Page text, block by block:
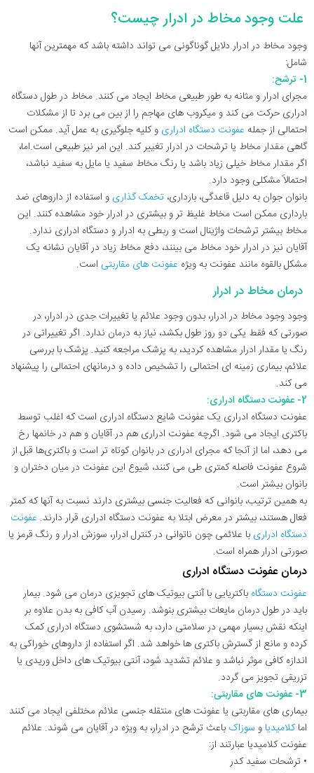
علت وجود مخاط در ادرار چیست؟
وجود مخاط در ادرار دلایل گوناگونی می تواند داشته باشد که مهمترین آنها
شامل:
1- ترشح:
مجرای ادرار و مثانه به طور طبیعی مخاط ایجاد می کنند. مخاط در طول دستگاه
ادراری حرکت می کند و میکروب های مهاجم را از بین می برد تا از مشکلات
احتمالی از جمله عفونت دستگاه ادراری و کلیه جلوگیری به عمل آید. ممکن است
گاهی مقدار مخاط یا ترشحات در ادرار تغییر کند. این امر نیز طبیعی است.اما،
اگر مقدار مخاط خیلی زیاد باشد یا رنگ مخاط سفید یا مایل به سفید نباشد،
احتمالاً مشکلی وجود دارد.
بانوان جوان به دلیل قاعدگی، بارداری، تخمک گذاری و استفاده از داروهای ضد
بارداری ممکن است مخاط غلیظ تر و بیشتری در ادرار خود مشاهده کنند. این
مخاط بیشتر ترشحات واژینال است و ربطی به ادرار و دستگاه ادراری ندارد.
آقایان نیز در ادرار خود مخاط می بینند، دفع مخاط زیاد در آقایان نشانه یک
مشکل بالقوه مانند عفونت به ویژه عفونت های مقاربتی است.
درمان مخاط در ادرار
وجود وجود مخاط در ادرار، بدون وجود علائم یا تغییرات جدی در ادرار، در
صورتی که فقط یکی دو روز طول بکشد، نیاز به درمان ندارد. اگر تغییراتی در
رنگ یا مقدار ادرار مشاهده کردید، به پزشک مراجعه کنید. پزشک با بررسی
علائم، بیماری زمینه ای احتمالی را تشخیص داده و درمانهای احتمالی را پیشنهاد
می کند.
2- عفونت دستگاه ادراری:
عفونت دستگاه ادراری یک عفونت شایع دستگاه ادراری است که اغلب توسط
باکتری ایجاد می شود. اگرچه عفونت ادراری هم در آقایان و هم در خانمها رخ
می دهد، اما از آنجا که مجرای ادراری در بانوان کوتاه تر است و باکتری‌ها قبل از
شروع عفونت فاصله کمتری طی می کنند، شیوع این عفونت در میان دختران و
بانوان بیشتر است.
به همین ترتیب، بانوانی که فعالیت جنسی بیشتری دارند نسبت به آنها که کمتر
فعال هستند، بیشتر در معرض ابتلا به عفونت دستگاه ادراری قرار دارند. عفونت
دستگاه ادراری با علائمی چون ناتوانی در کنترل ادرار، سوزش ادرار و رنگ قرمز یا
صورتی ادرار همراه است.
درمان عفونت دستگاه ادراری
عفونت دستگاه باکتریایی با آنتی بیوتیک های تجویزی درمان می شود. بیمار
باید در طول درمان مایعات بیشتری بنوشد. رسیدن آب کافی به بدن علاوه بر
اینکه نقش بسیار مهمی در سلامتی دارد، به شستشوی دستگاه ادراری کمک
کرده و مانع از گسترش باکتری ها خواهد شد. اگر استفاده از داروهای خوراکی به
اندازه کافی موثر نباشد و علائم تشدید شود، آنتی بیوتیک های داخل وریدی یا
تزریقی تجویز می گردد.
3- عفونت های مقاربتی:
بیماری های مقاربتی یا عفونت های منتقله جنسی علائم مختلفی ایجاد می کنند
اماکلامیدیا و سوزاک باعث ترشح در ادرار، به ویژه در آقایان می شوند. علائم
عفونت کلامیدیا عبارتند از:
• ترشحات سفید کدر